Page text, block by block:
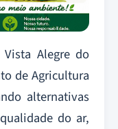
Alegre do
de Agricultura
alternativas
do ar,